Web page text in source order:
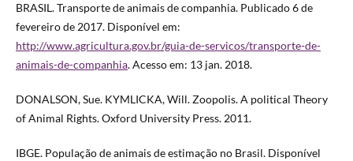
BRASIL. Transporte de animais de companhia. Publicado 6 de
fevereiro de 2017. Disponível em:
http://www.agricultura.gov.br/guia-de-servicos/transporte-de-
animais-de-companhia. Acesso em: 13 jan. 2018.
DONALSON, Sue. KYMLICKA, Will. Zoopolis. A political Theory
of Animal Rights. Oxford University Press. 2011.
IBGE. População de animais de estimação no Brasil. Disponível